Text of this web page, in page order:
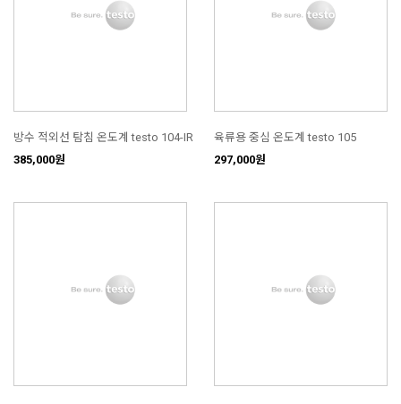
방수 적외선 탐침 온도계 testo 104-IR
385,000원
육류용 중심 온도계 testo 105
297,000원